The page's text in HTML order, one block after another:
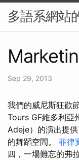
多語系網站
Sep 29, 2013
我們的威尼斯狂歡
Tours GF維多利亞
Adeje）的演出提
的舞蹈空間。 菲律
四，一場難忘的弗